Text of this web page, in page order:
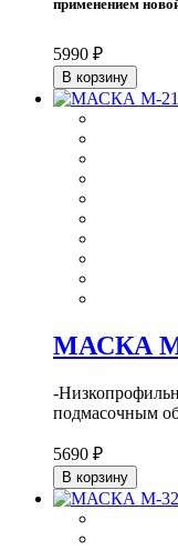
применением
5990 ₽
В корзину
МАСКА М-
-
подмасочным
5690 ₽
В корзину